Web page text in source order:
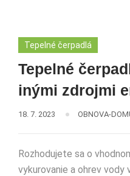
Tepelné čerpadlá
Tepelné
inými zdrojmi
18. 7. 2023 OBNOVA-
Rozhodujete sa o
vykurovanie a ohrev